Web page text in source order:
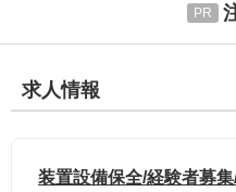
求人情報
装置設備保全/経験者募